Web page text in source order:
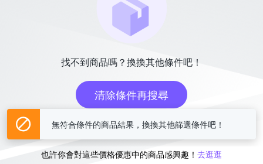
找不到商品嗎？換換其他條件吧！
清除條件再搜尋
或
也許你會對這些價格優惠中的商品感興趣！ 去逛逛
無符合條件的商品結果，換換其他篩選條件吧！